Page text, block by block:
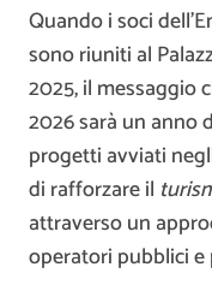
Quando i soci
sono riuniti al
2025, il messaggio
2026 sarà un anno
progetti avviati
di rafforzare il
attraverso un
operatori pubblici e